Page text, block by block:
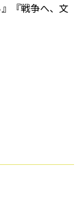
『戦争へ、文